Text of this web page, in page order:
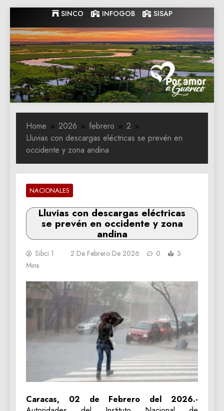
to
content
SINCO INFOGOB SISAP
Gobernacion
de Guarico
Gobernacion de Guarico
Home 2026 febrero
2
Lluvias con descargas eléctricas se prevén en
occidente y zona andina
NACIONALES
Lluvias con descargas eléctricas
se prevén en occidente y zona
andina
Sibci 1 2 De Febrero De 2026 0
3
Mins
Caracas, 02 de Febrero del 2026.-